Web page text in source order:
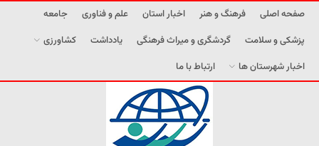
صفحه اصلی فرهنگ و هنر اخبار استان علم و فناوری
جامعه
پزشکی و سلامت
گردشگری و میراث فرهنگی یادداشت
کشاورزی
اخبار شهرستان ها
ارتباط با ما